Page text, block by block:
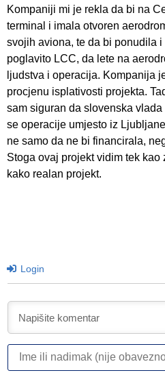
Kompaniji mi je rekla da bi na
terminal i imala otvoren
svojih aviona, te da bi ponudila
poglavito LCC, da lete na
ljudstva i operacija. Kompanija
procjenu isplativosti projekta.
sam siguran da slovenska
se operacije umjesto iz
ne samo da ne bi financirala,
Stoga ovaj projekt vidim tek
kako realan projekt.
Login